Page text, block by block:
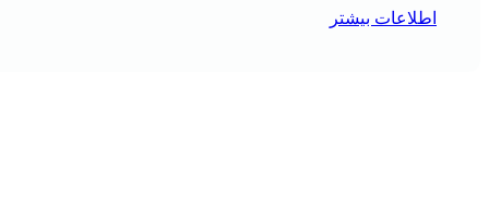
اطلاعات بیشتر